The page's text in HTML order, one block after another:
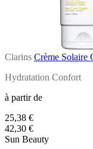
Clarins Crème
Hydratation Confort
à partir de
25,38 €
42,30 €
Sun Beauty